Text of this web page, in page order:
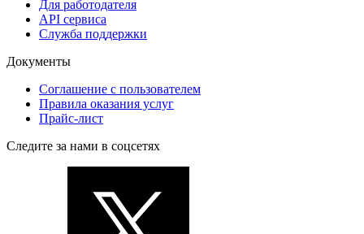
Для работодателя
API сервиса
Служба поддержки
Документы
Соглашение с пользователем
Правила оказания услуг
Прайс-лист
Следите за нами в соцсетях